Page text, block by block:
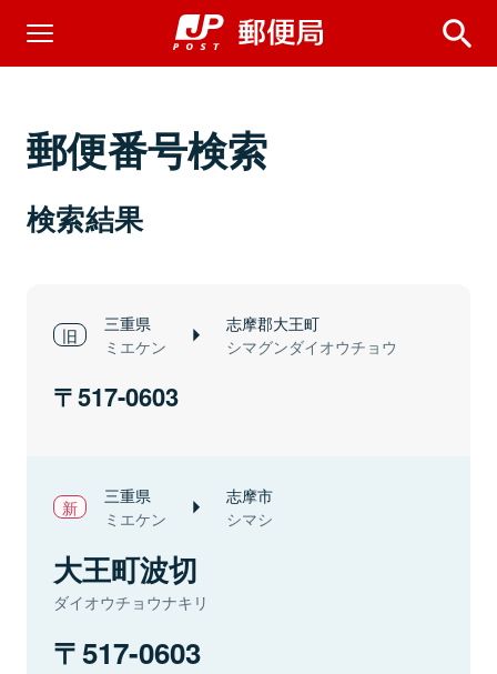
郵便番号検索
検索結果
三重県
ミエケン
志摩郡大王町
シマグンダイオウチョウ
517-0603
三重県
ミエケン
志摩市
シマシ
大王町波切
ダイオウチョウナキリ
517-0603